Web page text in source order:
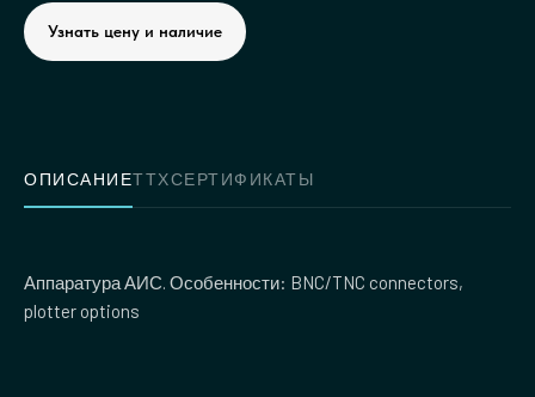
Узнать цену и наличие
ОПИСАНИЕТТХСЕРТИФИКАТЫ
Аппаратура АИС. Особенности: BNC/TNC connectors,
plotter options